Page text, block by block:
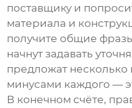
поставщику и
материала и
получите общие
начнут задавать
предложат
минусами каждого —
В конечном счёте,